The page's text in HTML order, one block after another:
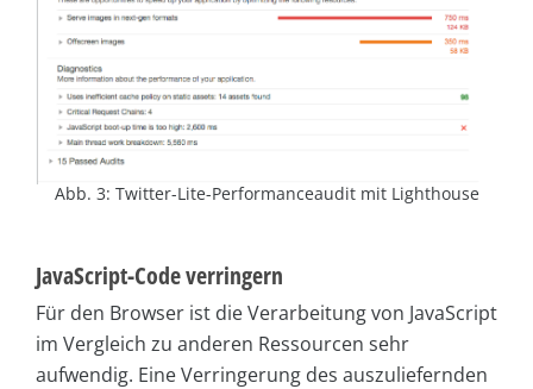
Abb. 3: Twitter-Lite-Performanceaudit mit Lighthouse
JavaScript-Code verringern
Für den Browser ist die Verarbeitung von JavaScript
im Vergleich zu anderen Ressourcen sehr
aufwendig. Eine Verringerung des auszuliefernden